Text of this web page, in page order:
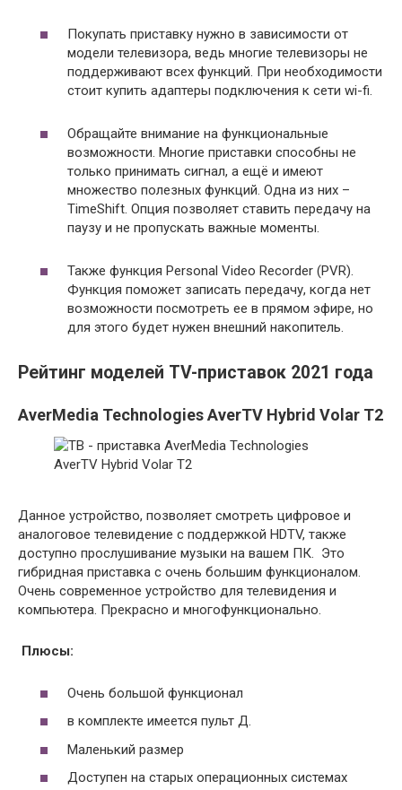
Покупать приставку нужно в зависимости от
модели телевизора, ведь многие телевизоры не
поддерживают всех функций. При необходимости
стоит купить адаптеры подключения к сети wi-fi.
Обращайте внимание на функциональные
возможности. Многие приставки способны не
только принимать сигнал, а ещё и имеют
множество полезных функций. Одна из них –
TimeShift. Опция позволяет ставить передачу на
паузу и не пропускать важные моменты.
Также функция Personal Video Recorder (PVR).
Функция поможет записать передачу, когда нет
возможности посмотреть ее в прямом эфире, но
для этого будет нужен внешний накопитель.
Рейтинг моделей TV-приставок 2021 года
AverMedia Technologies AverTV Hybrid Volar T2
Данное устройство, позволяет смотреть цифровое и
аналоговое телевидение с поддержкой HDTV, также
доступно прослушивание музыки на вашем ПК. Это
гибридная приставка с очень большим функционалом.
Очень современное устройство для телевидения и
компьютера. Прекрасно и многофункционально.
Плюсы:
Очень большой функционал
в комплекте имеется пульт Д.
Маленький размер
Доступен на старых операционных системах